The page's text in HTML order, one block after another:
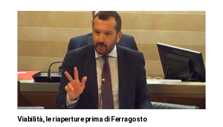
Viabilità, le riaperture prima di Ferragosto